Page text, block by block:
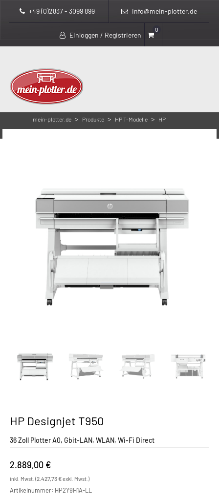
+49 (0)2837 - 3099 899 info@mein-plotter.de
Einloggen / Registrieren
0
mein-plotter.de > Produkte > HP T-Modelle >
HP
>
HP Designjet T950
36 Zoll Plotter A0, Gbit-LAN, WLAN, Wi-Fi Direct
2.889,00 €
inkl. Mwst. (2.427,73€exkl. Mwst.)
Artikelnummer: HP2Y9H1A-LL